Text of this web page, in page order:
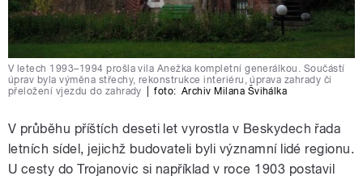
V letech 1993–1994 prošla vila Anežka kompletní generálkou. Součástí
úprav byla výměna střechy, rekonstrukce interiéru, úprava zahrady či
přeložení vjezdu do zahrady
foto: Archiv Milana Švihálka
V průběhu příštích deseti let vyrostla v Beskydech řada
letních sídel, jejichž budovateli byli významní lidé regionu.
U cesty do Trojanovic si například v roce 1903 postavil